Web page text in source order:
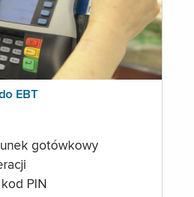
EBT
gotówkowy
PIN